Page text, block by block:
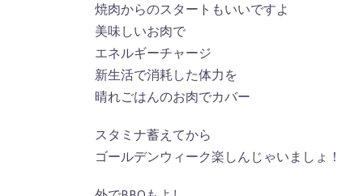
焼肉からのスタートもいいですよ
美味しいお肉で
エネルギーチャージ
新生活で消耗した体力を
晴れごはんのお肉でカバー
スタミナ蓄えてから
ゴールデンウィーク楽しんじゃいましょ！